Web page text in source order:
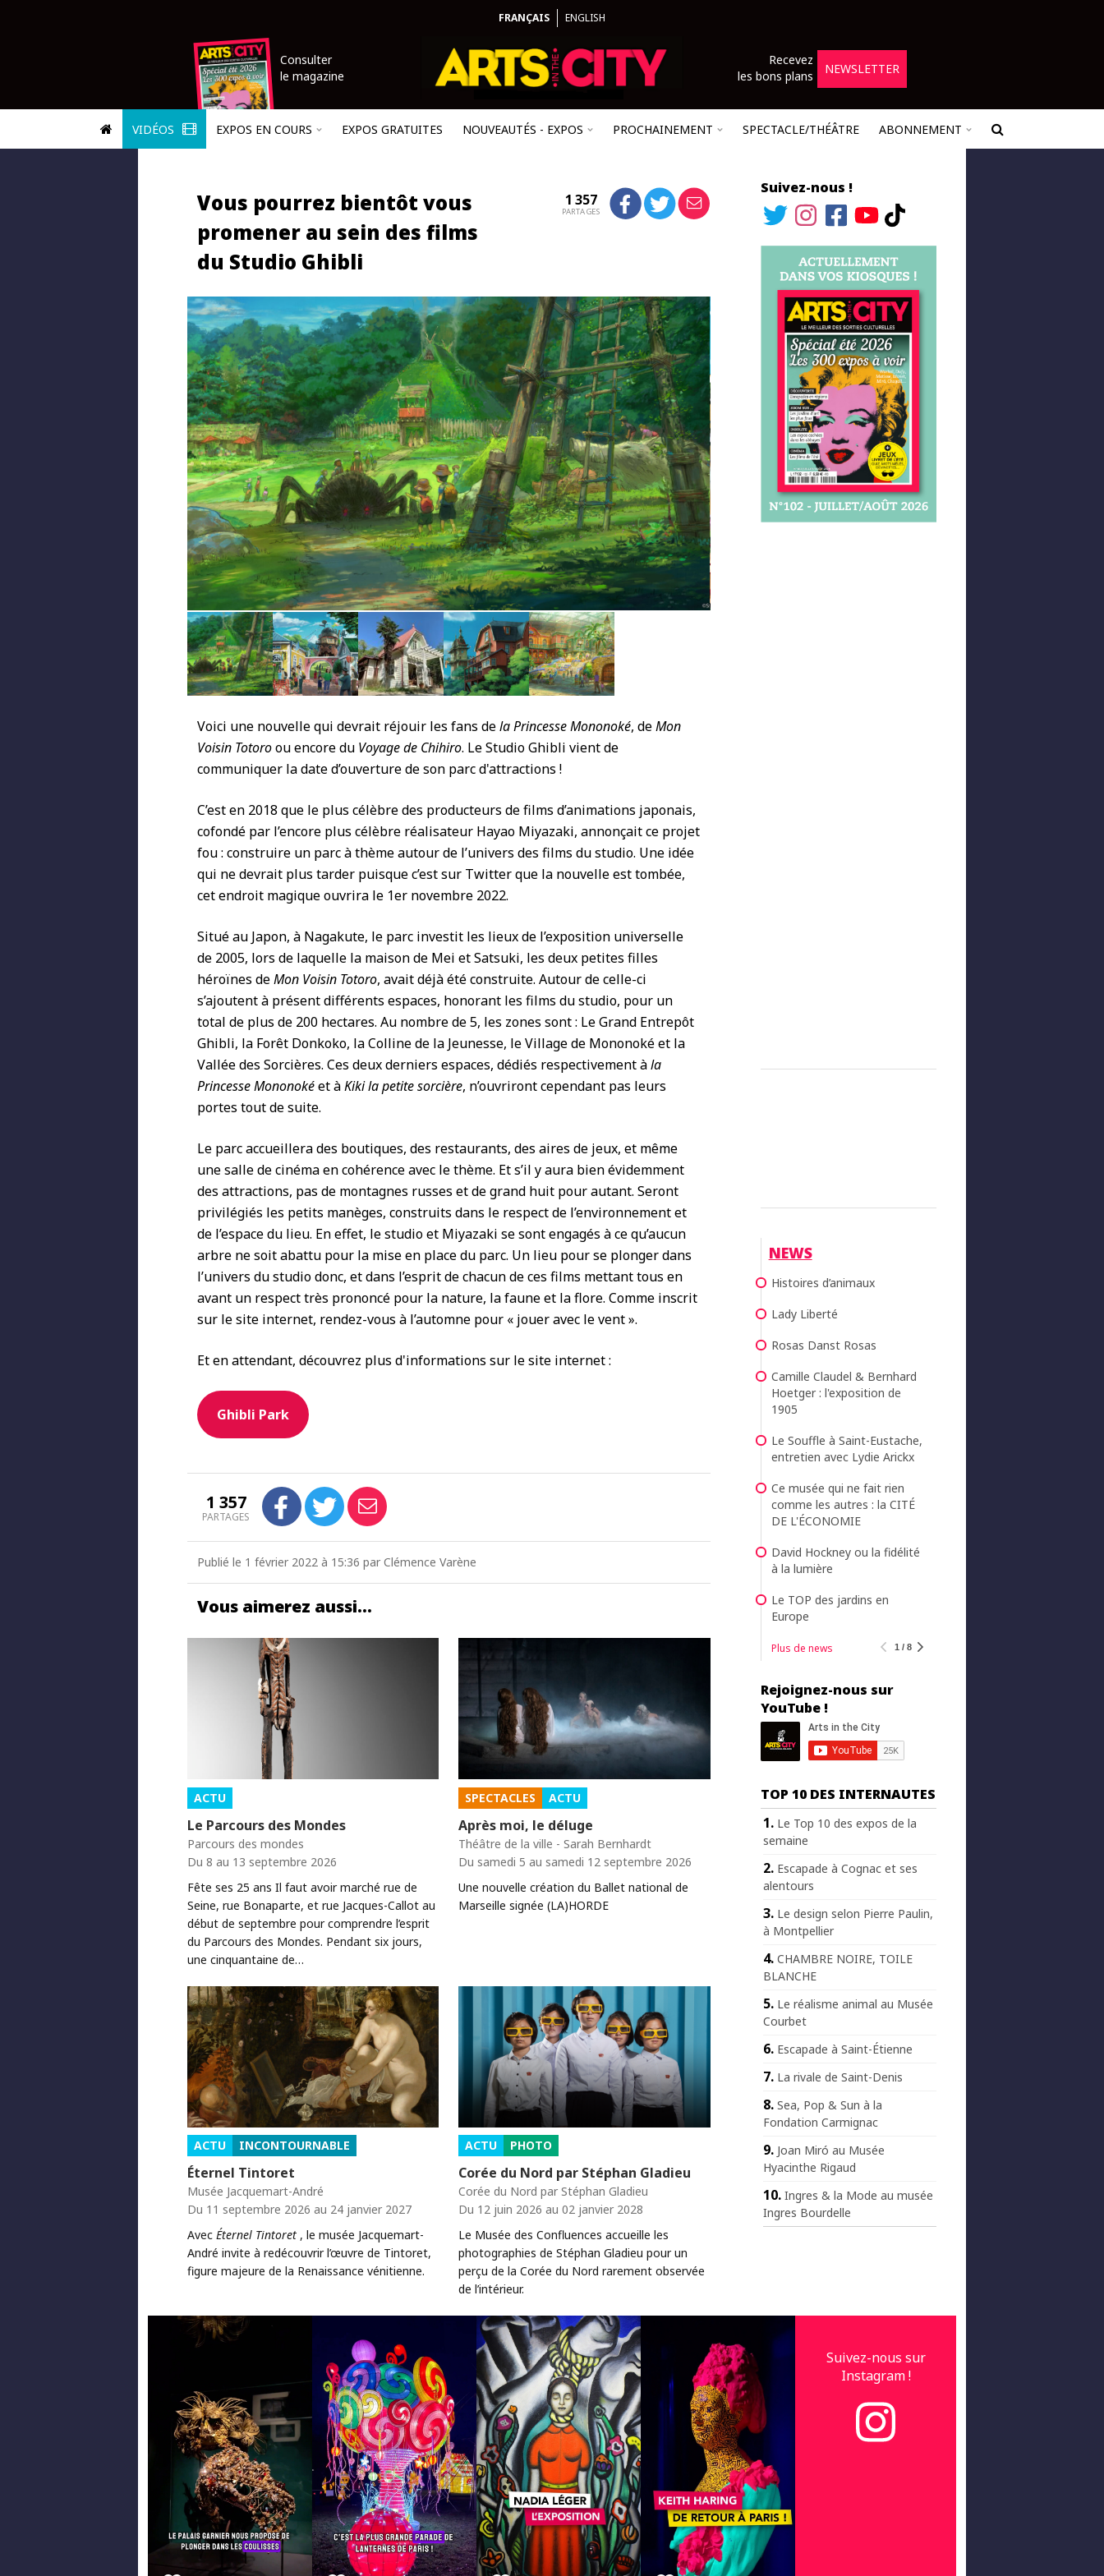
FRANÇAIS ENGLISH
Consulter
le magazine
Recevez
les bons plans
NEWSLETTER
VIDÉOS EXPOS EN COURS EXPOS GRATUITES NOUVEAUTÉS - EXPOS PROCHAINEMENT SPECTACLE/THÉÂTRE ABONNEMENT
Vous pourrez bientôt vous
promener au sein des films
du Studio Ghibli
1 357
PARTAGES
Voici une nouvelle qui devrait réjouir les fans dela Princesse Mononoké, deMon
Voisin Totoroou encore du Voyage de Chihiro. Le Studio Ghibli vient de
communiquer la date d’ouverture de son parc d'attractions !
C’est en 2018 que le plus célèbre des producteurs de films d’animations japonais,
cofondé par l’encore plus célèbre réalisateur Hayao Miyazaki, annonçait ce projet
fou : construire un parc à thème autour de l’univers des films du studio. Une idée
qui ne devrait plus tarder puisque c’est sur Twitter que la nouvelle est tombée,
cet endroit magique ouvrira le 1er novembre 2022.
Situé au Japon, à Nagakute, le parc investit les lieux de l’exposition universelle
de 2005, lors de laquelle la maison de Mei et Satsuki, les deux petites filles
héroïnes deMon Voisin Totoro, avait déjà été construite. Autour de celle-ci
s’ajoutent à présent différents espaces, honorant les films du studio, pour un
total de plus de 200 hectares. Au nombre de 5, les zones sont : Le Grand Entrepôt
Ghibli, la Forêt Donkoko, la Colline de la Jeunesse, le Village de Mononoké et la
Vallée des Sorcières. Ces deux derniers espaces, dédiés respectivement àla
Princesse Mononokéet àKiki la petite sorcière, n’ouvriront cependant pas leurs
portes tout de suite.
Le parc accueillera des boutiques, des restaurants, des aires de jeux, et même
une salle de cinéma en cohérence avec le thème. Et s’il y aura bien évidemment
des attractions, pas de montagnes russes et de grand huit pour autant. Seront
privilégiés les petits manèges, construits dans le respect de l’environnement et
de l’espace du lieu. En effet, le studio et Miyazaki se sont engagés à ce qu’aucun
arbre ne soit abattu pour la mise en place du parc. Un lieu pour se plonger dans
l’univers du studio donc, et dans l’esprit de chacun de ces films mettant tous en
avant un respect très prononcé pour la nature, la faune et la flore. Comme inscrit
sur le site internet, rendez-vous à l’automne pour « jouer avec le vent ».
Et en attendant, découvrez plus d'informations sur le site internet :
Ghibli Park
1 357
PARTAGES
Publié le 1 février 2022 à 15:36 par Clémence Varène
Vous aimerez aussi…
ACTU
Le Parcours des Mondes
Parcours des mondes
Du 8 au 13 septembre 2026
Fête ses 25 ans Il faut avoir marché rue de
Seine, rue Bonaparte, et rue Jacques-Callot au
début de septembre pour comprendre l’esprit
du Parcours des Mondes. Pendant six jours,
une cinquantaine de…
SPECTACLES ACTU
Après moi, le déluge
Théâtre de la ville - Sarah Bernhardt
Du samedi 5 au samedi 12 septembre 2026
Une nouvelle création du Ballet national de
Marseille signée (LA)HORDE
ACTU INCONTOURNABLE
Éternel Tintoret
Musée Jacquemart-André
Du 11 septembre 2026 au 24 janvier 2027
Avec Éternel Tintoret , le musée Jacquemart-
André invite à redécouvrir l’œuvre de Tintoret,
figure majeure de la Renaissance vénitienne.
ACTU PHOTO
Corée du Nord par Stéphan Gladieu
Corée du Nord par Stéphan Gladieu
Du 12 juin 2026 au 02 janvier 2028
Le Musée des Confluences accueille les
photographies de Stéphan Gladieu pour un
perçu de la Corée du Nord rarement observée
de l’intérieur.
Suivez-nous !
NEWS
Histoires d’animaux
Lady Liberté
Rosas Danst Rosas
Camille Claudel & Bernhard
Hoetger : l'exposition de
1905
Le Souffle à Saint-Eustache,
entretien avec Lydie Arickx
Ce musée qui ne fait rien
comme les autres : la CITÉ
DE L'ÉCONOMIE
David Hockney ou la fidélité
à la lumière
Le TOP des jardins en
Europe
Plus de news 1 / 8
Rejoignez-nous sur
YouTube !
TOP 10 DES INTERNAUTES
Le Top 10 des expos de la
semaine
Escapade à Cognac et ses
alentours
Le design selon Pierre Paulin,
à Montpellier
CHAMBRE NOIRE, TOILE
BLANCHE
Le réalisme animal au Musée
Courbet
Escapade à Saint-Étienne
La rivale de Saint-Denis
Sea, Pop & Sun à la
Fondation Carmignac
Joan Miró au Musée
Hyacinthe Rigaud
Ingres & la Mode au musée
Ingres Bourdelle
Suivez-nous sur
Instagram !